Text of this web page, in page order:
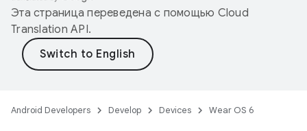
Эта страница переведена с помощью Cloud
Translation API.
Android Developers Develop Devices Wear OS 6